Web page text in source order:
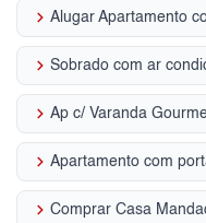
keyboard_arrow_right
keyboard_arrow_right
keyboard_arrow_right Ap c/ Varanda
keyboard_arrow_right
keyboard_arrow_right Comprar Casa